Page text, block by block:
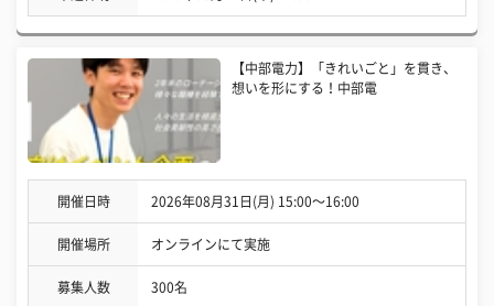
【中部電力】「きれいごと」を貫き、
想いを形にする！中部電
開催日時 2026年08月31日(月) 15:00〜16:00
開催場所 オンラインにて実施
募集人数 300名